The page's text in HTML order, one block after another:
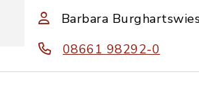
Barbara
08661 98292-0